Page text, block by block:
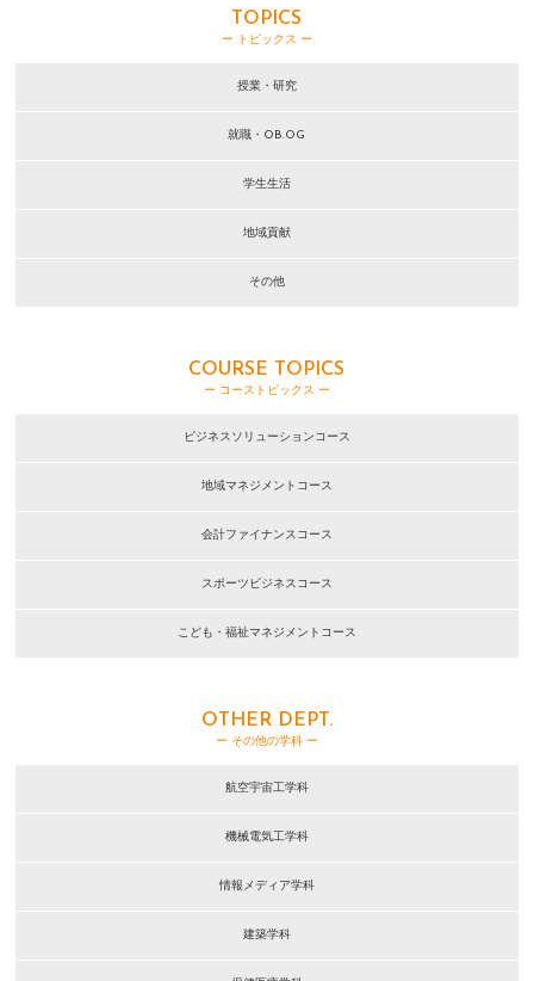
TOPICS
ー トピックス ー
授業・研究
就職・OB.OG
学生生活
地域貢献
その他
COURSE TOPICS
ー コーストピックス ー
ビジネスソリューションコース
地域マネジメントコース
会計ファイナンスコース
スポーツビジネスコース
こども・福祉マネジメントコース
OTHER DEPT.
ー その他の学科 ー
航空宇宙工学科
機械電気工学科
情報メディア学科
建築学科